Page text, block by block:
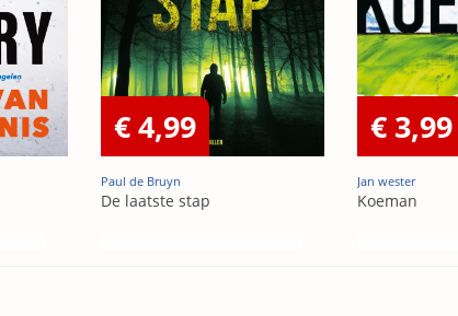
€ 4,99
Paul de Bruyn
De laatste stap
€ 3,99
Jan wester
Koeman